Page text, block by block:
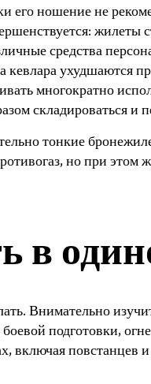
его ношение не
жилеты
средства
кевлара ухудшаются
многократно
складироваться и
тонкие
но при этом
в
Внимательно
подготовки,
включая повстанцев